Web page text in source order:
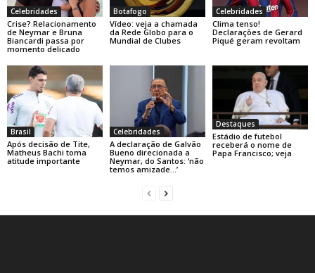
Celebridades
Crise? Relacionamento
de Neymar e Bruna
Biancardi passa por
momento delicado
Botafogo
Vídeo: veja a chamada
da Rede Globo para o
Mundial de Clubes
Celebridades
Clima tenso!
Declarações de Gerard
Piqué geram revoltam
Brasil
Após decisão de Tite,
Matheus Bachi toma
atitude importante
Celebridades
A declaração de Galvão
Bueno direcionada a
Neymar, do Santos: ‘não
temos amizade…’
Destaques
Estádio de futebol
receberá o nome de
Papa Francisco; veja